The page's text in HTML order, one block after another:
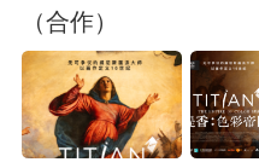
（合作）